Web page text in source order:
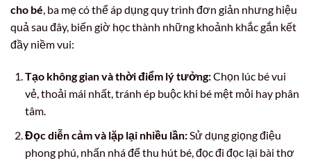
cho bé, ba mẹ có thể áp dụng quy trình đơn giản nhưng hiệu
quả sau đây, biến giờ học thành những khoảnh khắc gắn kết
đầy niềm vui:
Tạo không gian và thời điểm lý tưởng:Chọn lúc bé vui
vẻ, thoải mái nhất, tránh ép buộc khi bé mệt mỏi hay phân
tâm.
Đọc diễn cảm và lặp lại nhiều lần:Sử dụng giọng điệu
phong phú, nhấn nhá để thu hút bé, đọc đi đọc lại bài thơ